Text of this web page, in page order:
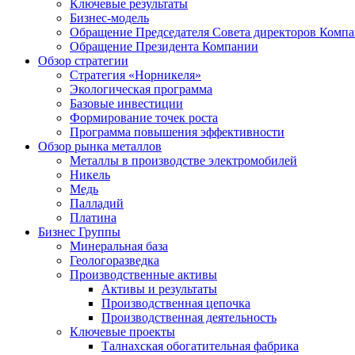
Ключевые результаты
Бизнес-модель
Обращение Председателя Совета директоров
Обращение Президента Компании
Обзор стратегии
Стратегия «Норникеля»
Экологическая программа
Базовые инвестиции
Формирование точек роста
Программа повышения эффективности
Обзор рынка металлов
Металлы в производстве электромобилей
Никель
Медь
Палладий
Платина
Бизнес Группы
Минеральная база
Геологоразведка
Производственные активы
Активы и результаты
Производственная цепочка
Производственная деятельность
Ключевые проекты
Талнахская обогатительная фабрика